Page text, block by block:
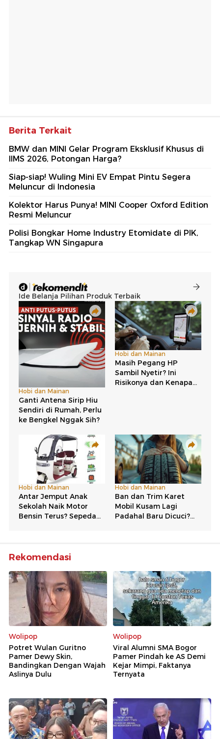
Berita Terkait
BMW dan MINI Gelar Program Eksklusif Khusus di
IIMS 2026, Potongan Harga?
Siap-siap! Wuling Mini EV Empat Pintu Segera
Meluncur di Indonesia
Kolektor Harus Punya! MINI Cooper Oxford Edition
Resmi Meluncur
Polisi Bongkar Home Industry Etomidate di PIK,
Tangkap WN Singapura
Rekomendasi
Wolipop
Potret Wulan Guritno
Pamer Dewy Skin,
Bandingkan Dengan Wajah
Aslinya Dulu
Wolipop
Viral Alumni SMA Bogor
Pamer Pindah ke AS Demi
Kejar Mimpi, Faktanya
Ternyata